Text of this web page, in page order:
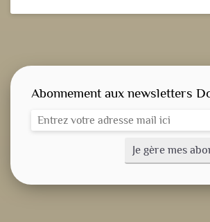
Abonnement aux newsletters
Je gère mes